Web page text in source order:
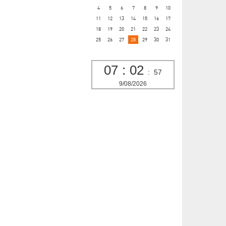
4 5 6 7 8 9
10
11
12 13 14 15 16
17
18
19 20 21 22 23
24
25
26 27 28 29 30 31
07 : 02 : 58
9/08/2026